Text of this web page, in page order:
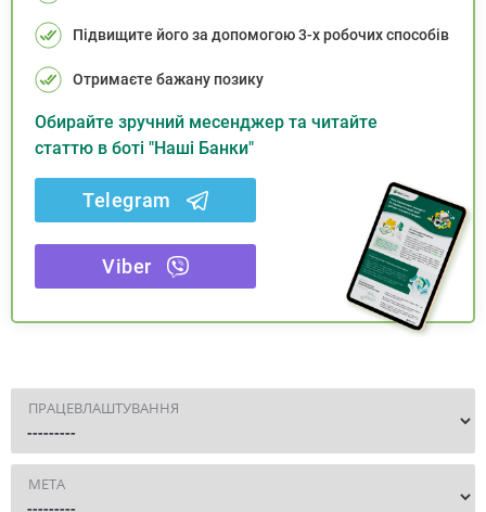
Підвищите його за допомогою 3-х робочих способів
Отримаєте бажану позику
Обирайте зручний месенджер та читайте
статтю в боті "Наші Банки"
Telegram
Viber
ПРАЦЕВЛАШТУВАННЯ
МЕТА